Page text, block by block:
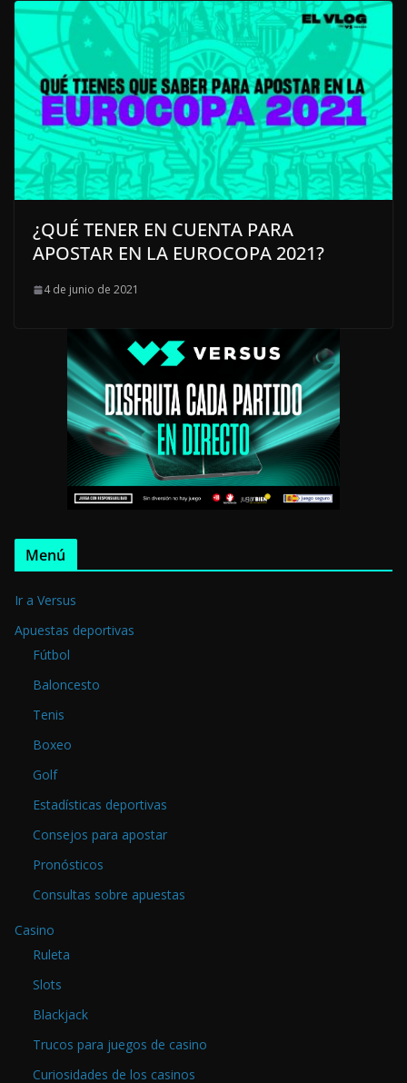
¿QUÉ TENER EN CUENTA PARA
APOSTAR EN LA EUROCOPA 2021?
4 de junio de 2021
Menú
Ir a Versus
Apuestas deportivas
Fútbol
Baloncesto
Tenis
Boxeo
Golf
Estadísticas deportivas
Consejos para apostar
Pronósticos
Consultas sobre apuestas
Casino
Ruleta
Slots
Blackjack
Trucos para juegos de casino
Curiosidades de los casinos